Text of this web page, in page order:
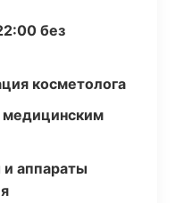
без
косметолога
медицинским
аппараты